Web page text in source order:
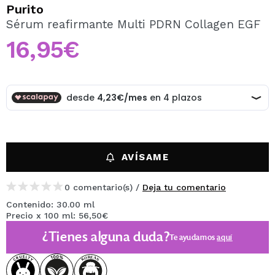
Al crear una cuenta en Maquillalia.com podrás realizar
tus compras rápidamente, revisar el estado de tus
pedidos y consultar tus operaciones anteriores.
CREAR CUENTA
Purito
Sérum reafirmante Multi PDRN Collagen EGF
16,95€
AVÍSAME
0 comentario(s) / Deja tu comentario
Contenido: 30.00 ml
Precio x 100 ml: 56,50€
¿Tienes alguna duda?Te ayudamosaquí